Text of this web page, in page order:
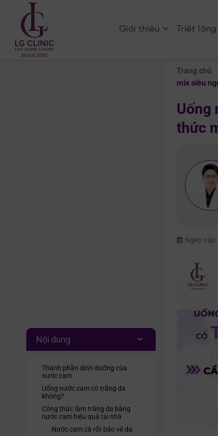
dung
Giới thiệu Triệt lông
Nội dung
Thành phần dinh dưỡng của
nước cam
Uống nước cam có trắng da
không?
Công thức làm trắng da bằng
nước cam hiệu quả tại nhà
Nước cam cà rốt bảo vệ da
Trang chủ
mix siêu
Uống
thức
Ngày